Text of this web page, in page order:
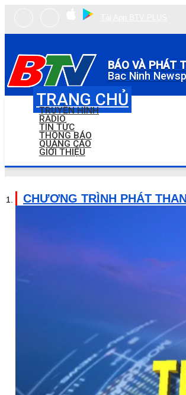
BÁO VÀ PHÁT
Bac Ninh
TRANG CHỦ
TRUYỀN HÌNH
RADIO
TIN TỨC
THÔNG BÁO
QUẢNG CÁO
GIỚI THIỆU
CHƯƠNG TRÌNH PHÁT